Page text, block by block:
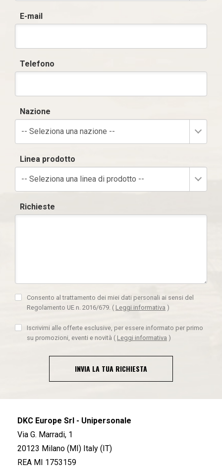
E-mail
Telefono
Nazione
-- Seleziona una nazione --
Linea prodotto
-- Seleziona una linea di prodotto --
Richieste
Consento al trattamento dei miei dati personali ai sensi del
Regolamento UE n. 2016/679. ( Leggi informativa )
Iscrivimi alle offerte esclusive, per essere informato per primo
su promozioni, eventi e novità ( Leggi informativa )
INVIA LA TUA RICHIESTA
DKC Europe Srl - Unipersonale
Via G. Marradi, 1
20123 Milano (MI) Italy (IT)
REA MI 1753159